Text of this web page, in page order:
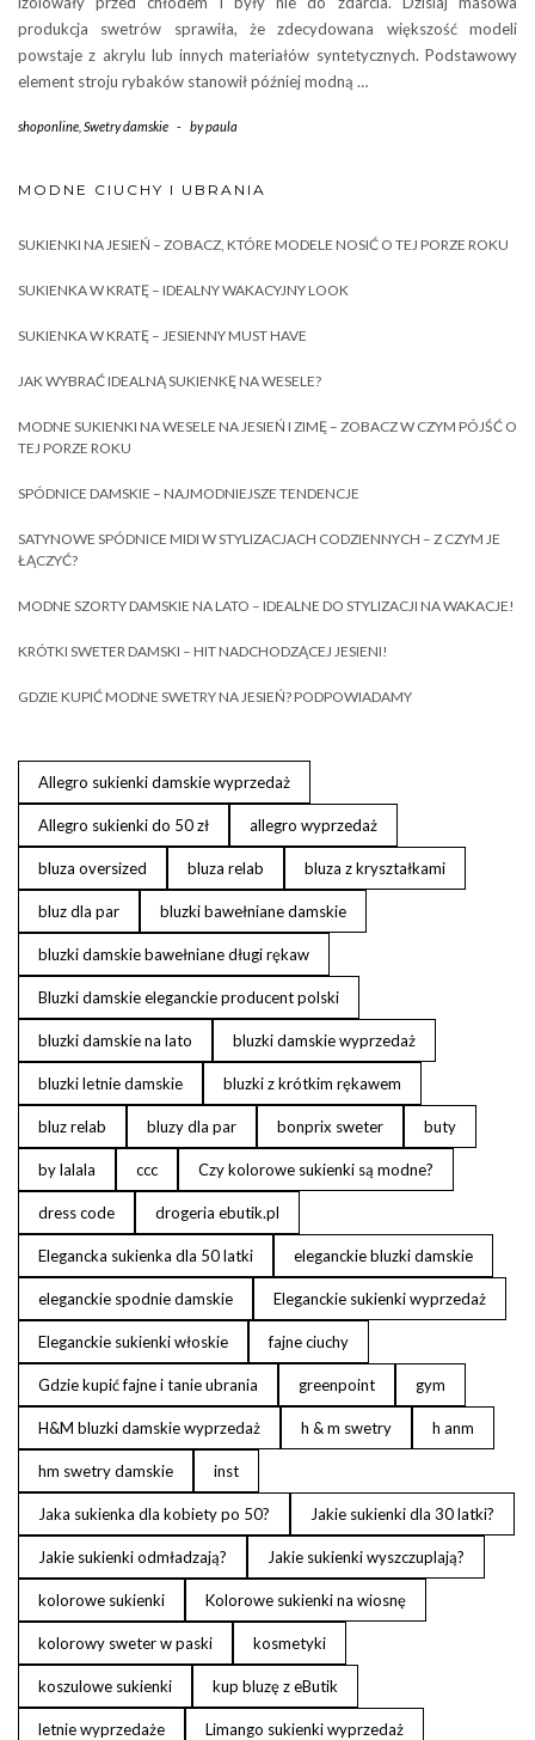
produkcja swetrów sprawiła, że zdecydowana większość modeli
powstaje z akrylu lub innych materiałów syntetycznych. Podstawowy
element stroju rybaków stanowił później modną …
shoponline Swetry damskie - bypaula
MODNE CIUCHY I UBRANIA
SUKIENKI NA JESIEŃ – ZOBACZ, KTÓRE MODELE NOSIĆ O TEJ PORZE ROKU
SUKIENKA W KRATĘ – IDEALNY WAKACYJNY LOOK
SUKIENKA W KRATĘ – JESIENNY MUST HAVE
JAK WYBRAĆ IDEALNĄ SUKIENKĘ NA WESELE?
MODNE SUKIENKI NA WESELE NA JESIEŃ I ZIMĘ – ZOBACZ W CZYM PÓJŚĆ O
TEJ PORZE ROKU
SPÓDNICE DAMSKIE – NAJMODNIEJSZE TENDENCJE
SATYNOWE SPÓDNICE MIDI W STYLIZACJACH CODZIENNYCH – Z CZYM JE
ŁĄCZYĆ?
MODNE SZORTY DAMSKIE NA LATO – IDEALNE DO STYLIZACJI NA WAKACJE!
KRÓTKI SWETER DAMSKI – HIT NADCHODZĄCEJ JESIENI!
GDZIE KUPIĆ MODNE SWETRY NA JESIEŃ? PODPOWIADAMY
Allegro sukienki damskie wyprzedaż
Allegro sukienki do 50 zł allegro wyprzedaż
bluza oversized bluza relab bluza z kryształkami
bluz dla par bluzki bawełniane damskie
bluzki damskie bawełniane długi rękaw
Bluzki damskie eleganckie producent polski
bluzki damskie na lato bluzki damskie wyprzedaż
bluzki letnie damskie bluzki z krótkim rękawem
bluz relab bluzy dla par bonprix sweter buty
by lalala ccc Czy kolorowe sukienki są modne?
dress code drogeria ebutik.pl
Elegancka sukienka dla 50 latki eleganckie bluzki damskie
eleganckie spodnie damskie Eleganckie sukienki wyprzedaż
Eleganckie sukienki włoskie fajne ciuchy
Gdzie kupić fajne i tanie ubrania greenpoint gym
H&M bluzki damskie wyprzedaż h & m swetry h anm
hm swetry damskie inst
Jaka sukienka dla kobiety po 50? Jakie sukienki dla 30 latki?
Jakie sukienki odmładzają? Jakie sukienki wyszczuplają?
kolorowe sukienki Kolorowe sukienki na wiosnę
kolorowy sweter w paski kosmetyki
koszulowe sukienki kup bluzę z eButik
letnie wyprzedaże Limango sukienki wyprzedaż